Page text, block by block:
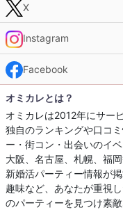
X
Instagram
Facebook
オミカレとは？
オミカレは2012年にサー
独自のランキングや口コ
ー・街コン・出会いのイ
大阪、名古屋、札幌、福
新婚活パーティー情報が
趣味など、あなたが重視
のパーティーを見つけ素